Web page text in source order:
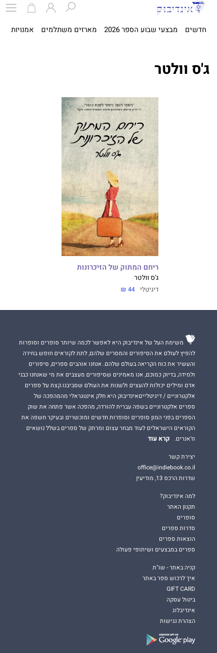
חדשים מבצעי שבוע הספר 2026 מארזים משתלמים אמנויות
ג'ס וולטר
ריחם המתוק של הזיכרונות
ג'ס וולטר
דיגיטלי 44 ₪
משימת העל של אינדיבוק היא לאפשר לכמה שיותר סופרים וסופרות
להפיץ לעולם את הסיפורים והמסרים שלהם, לתת לקוראים חופש בחירה
והעשיר את כוח הקריאה בעולם שלהם. אנחנו אוהבים ספרים, סיפורים
ולמידה, בדיוק כמוכם, אנו מאמינים שסיפורים מעצבים את מי שאנחנו כבני
אדם ומילים יכולות להעצים ולשנות את העולם שסביבנו.קצת על ספרים
אלקטרוניים / דיגיטלייםאינדיבוק היא חלק אינטגראלי מהמהפכה של
ספרים אלקטרוניים בשפה עברית להורדה, מהפכה אשר פתחה את שוק
הספרים בפני המון סופרים וסופרות חדשים ומוכשרים ובעיקר חשפה את
הקוראים הישראלים לעוד מבחר עצום ומרתק של ספרים בשלל נושאים
וז'אנרים.
קרא עוד
יצירת קשר
office@indiebook.co.il
שדרות הרכס 13, מודיעין
למה אינדיבוק?
תקנון האתר
סופרים
סדרות ספרים
הוצאות ספרים
ספרים במבצעים ושיתופי פעולה
קניה באתר - שו"ת
איך לרכוש ספר באתר
GIFT CARD
ביטול עסקה
אינדיבלוג
הצהרת נגישות